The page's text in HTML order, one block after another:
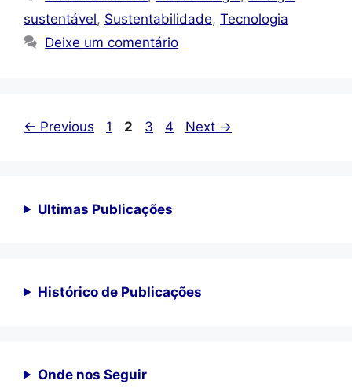
sustentável, Sustentabilidade, Tecnologia
Deixe um comentário
← Previous Page
1 Page
2 Page
3 Page
4 Next →
Ultimas Publicações
Histórico de Publicações
Onde nos Seguir